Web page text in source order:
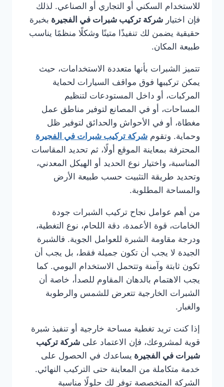
للاستخدام السكني أو التجاري أو الصناعي. لذلك
فإن اختيار شركة تركيب شبرات في الفجيرة بخبرة
حقيقية يضمن لك تنفيذًا متينًا وشكلًا منظمًا يناسب
طبيعة المكان.
تتميز الشبرات بأنها متعددة الاستخدامات، حيث
يمكن تركيبها فوق مواقف السيارات لحماية
المركبات، أو داخل المستودعات لتنظيم
المساحات، أو في المصانع لتوفير مناطق عمل
مغطاة، أو في الأحواش والحدائق لتوفير ظل
وحماية. وتقوم شركة تركيب شبرات في الفجيرة
المحترفة بمعاينة الموقع أولًا، ثم تحديد المقاسات
المناسبة، واختيار نوع الحديد أو الهيكل المعدني،
وتحديد طريقة التثبيت حسب طبيعة الأرض
والمساحة المطلوبة.
من أهم عوامل نجاح تركيب الشبرات جودة
الخامات، قوة الأعمدة، دقة اللحام، نوع التغطية،
ودرجة مقاومة الشبرة للعوامل الجوية. فالشبرة
الجيدة لا يجب أن تكون جميلة فقط، بل يجب أن
تكون ثابتة وآمنة وتتحمل الاستخدام اليومي. كما
يجب الاهتمام بالدهان المقاوم للصدأ، خاصة أن
الشبرات الخارجية تتعرض للشمس والرطوبة
والغبار.
إذا كنت تريد تغطية مساحة خارجية أو تنفيذ شبرة
قوية لمشروعك، فإن الاعتماد على شركة تركيب
شبرات في الفجيرة يساعدك في الحصول على
خدمة متكاملة من المعاينة حتى التركيب النهائي.
الشركة المتخصصة توفر لك حلولًا مناسبة